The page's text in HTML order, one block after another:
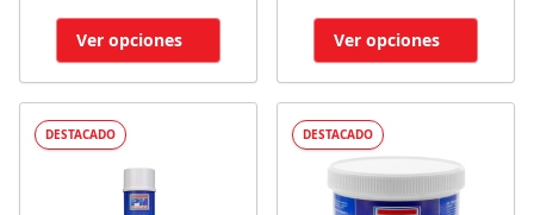
Ver opciones Ver opciones
DESTACADO DESTACADO